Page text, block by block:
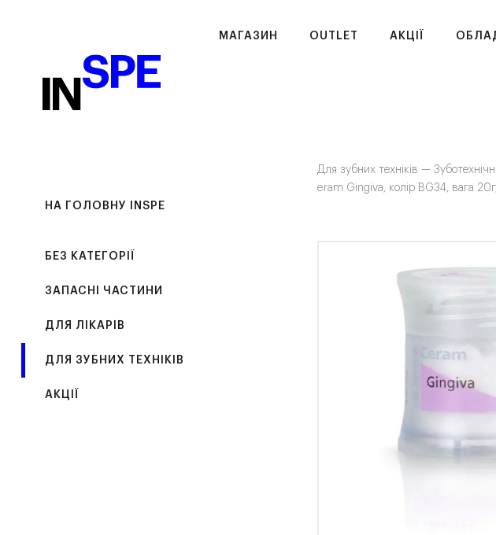
МАГАЗИН OUTLET АКЦІЇ
НА ГОЛОВНУ INSPE
БЕЗ КАТЕГОРІЇ
ЗАПАСНІ ЧАСТИНИ
ДЛЯ ЛІКАРІВ
ДЛЯ ЗУБНИХ ТЕХНІКІВ
АКЦІЇ
Для зубних техніків —
eram Gingiva, колір BG34, вага